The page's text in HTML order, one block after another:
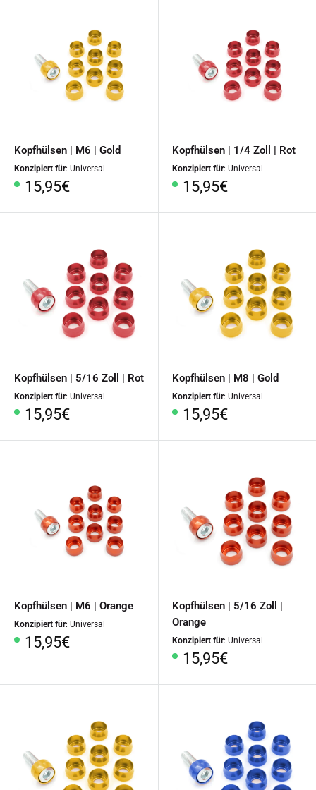
Kopfhülsen | M6 | Gold
Konzipiert für: Universal
Sonderpreis
15,95€
Kopfhülsen | 1/4 Zoll | Rot
Konzipiert für: Universal
Sonderpreis
15,95€
Kopfhülsen | 5/16 Zoll | Rot
Konzipiert für: Universal
Sonderpreis
15,95€
Kopfhülsen | M8 | Gold
Konzipiert für: Universal
Sonderpreis
15,95€
Kopfhülsen | M6 | Orange
Konzipiert für: Universal
Sonderpreis
15,95€
Kopfhülsen | 5/16 Zoll |
Orange
Konzipiert für: Universal
Sonderpreis
15,95€